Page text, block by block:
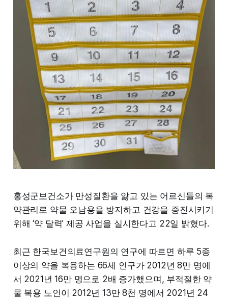
홍성군보건소가 만성질환을 앓고 있는 어르신들의 복
약관리로 약물 오남용을 방지하고 건강을 증진시키기
위해 ‘약 달력’ 제공 사업을 실시한다고 22일 밝혔다.
최근 한국보건의료연구원의 연구에 따르면 하루 5종
이상의 약을 복용하는 66세 인구가 2012년 8만 명에
서 2021년 16만 명으로 2배 증가했으며, 부적절한 약
물 복용 노인이 2012년 13만 8천 명에서 2021년 24